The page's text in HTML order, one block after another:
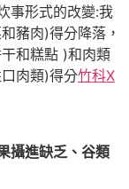
事形式的改變:我
豬肉)得分降落，
和糕點 )和肉類
肉類)得分竹科X
攝進缺乏、谷類